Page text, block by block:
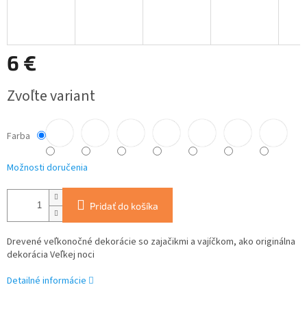
6 €
cena:
Zvoľte variant
Farba
Možnosti doručenia
Pridať do košíka
Drevené veľkonočné dekorácie so zajačikmi a vajíčkom, ako originálna
dekorácia Veľkej noci
Detailné informácie